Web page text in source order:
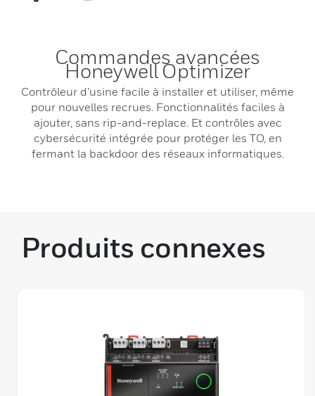
Commandes avancées
Honeywell Optimizer
Contrôleur d’usine facile à installer et utiliser, même
pour nouvelles recrues. Fonctionnalités faciles à
ajouter, sans rip-and-replace. Et contrôles avec
cybersécurité intégrée pour protéger les TO, en
fermant la backdoor des réseaux informatiques.
Produits connexes